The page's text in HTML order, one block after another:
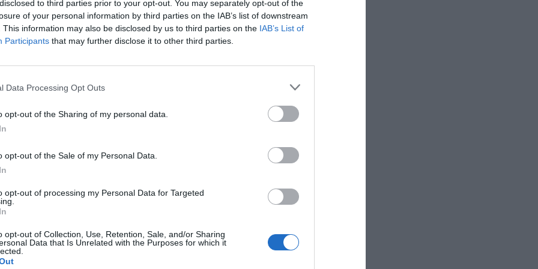
to third parties prior to your opt-out. You may separately opt-out of the
of your personal information by third parties on the IAB’s list of downstream
This information may also be disclosed by us to third parties on the IAB’s List of
Participants that may further disclose it to other third parties.
Data Processing Opt Outs
opt-out of the Sharing of my personal data.
opt-out of the Sale of my Personal Data.
opt-out of processing my Personal Data for Targeted
opt-out of Collection, Use, Retention, Sale, and/or Sharing
Data that Is Unrelated with the Purposes for which it
director general del Real Zaragoza, ha destacado que
conectan por “su filosofía global, su innovación, así como por
los usuarios”. Por su parte, Lola Vilas, directora de Uber en
el “compromiso” de su compañía de “mejorar la
La plataforma de movilidad se convirtió este verano en
del Como
2P
Liga F y Primera Rfef; 200 clubes de ligas europeas; 22
Primera FEB y otra veintena de Euroliga, Eurocup y BCL.